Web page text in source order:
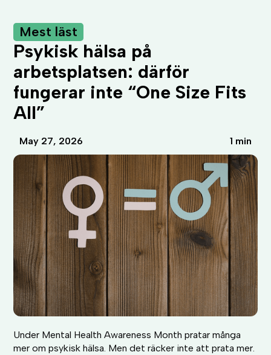
Mest läst
Psykisk hälsa på
arbetsplatsen: därför
fungerar inte “One Size Fits
All”
May 27, 2026 1 min
Under Mental Health Awareness Month pratar många
mer om psykisk hälsa. Men det räcker inte att prata mer.